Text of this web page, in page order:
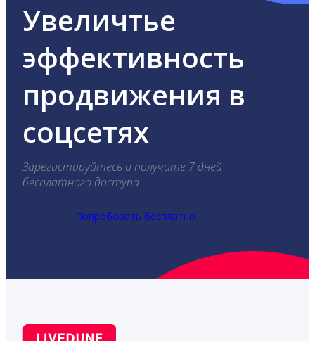
Увеличтье
эффективность
продвижения в
соцсетях
Зарегистируйтесь и получите 7 дней
бесплатного доступа.
Попробовать бесплатно